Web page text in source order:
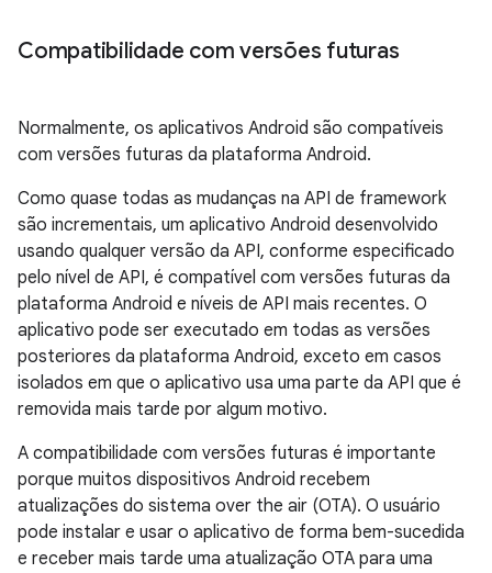
Compatibilidade com versões futuras
Normalmente, os aplicativos Android são compatíveis
com versões futuras da plataforma Android.
Como quase todas as mudanças na API de framework
são incrementais, um aplicativo Android desenvolvido
usando qualquer versão da API, conforme especificado
pelo nível de API, é compatível com versões futuras da
plataforma Android e níveis de API mais recentes. O
aplicativo pode ser executado em todas as versões
posteriores da plataforma Android, exceto em casos
isolados em que o aplicativo usa uma parte da API que é
removida mais tarde por algum motivo.
A compatibilidade com versões futuras é importante
porque muitos dispositivos Android recebem
atualizações do sistema over the air (OTA). O usuário
pode instalar e usar o aplicativo de forma bem-sucedida
e receber mais tarde uma atualização OTA para uma